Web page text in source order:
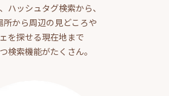
ハッシュタグ検索から、
所から周辺の見どころや
を探せる現在地まで
検索機能がたくさん。